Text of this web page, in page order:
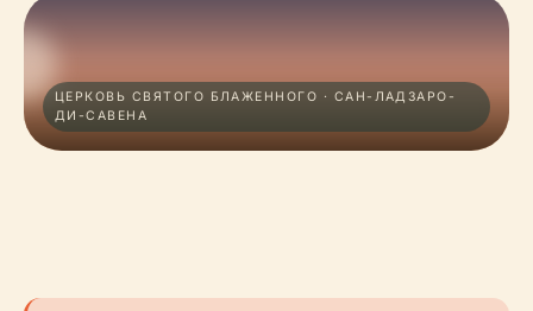
ЦЕРКОВЬ СВЯТОГО БЛАЖЕННОГО · САН-ЛАДЗАРО-
ДИ-САВЕНА